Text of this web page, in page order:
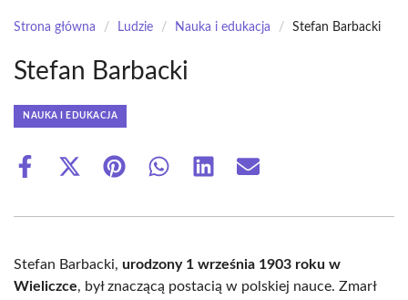
Strona główna / Ludzie / Nauka i edukacja / Stefan Barbacki
Stefan Barbacki
NAUKA I EDUKACJA
Share
Share
(Twitter)
Share Share Share Share
Stefan Barbacki, urodzony 1 września 1903 roku w
Wieliczce, był znaczącą postacią w polskiej nauce. Zmarł